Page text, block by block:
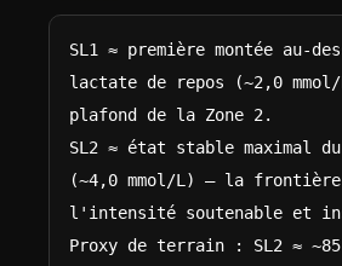
SL1 ≈ première montée au-
lactate de repos (~2,0
plafond de la Zone 2.
SL2 ≈ état stable maximal
(~4,0 mmol/L) — la
l'intensité soutenable et
Proxy de terrain : SL2 ≈